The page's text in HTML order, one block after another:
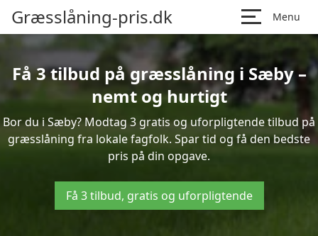
Græsslåning-pris.dk Menu
Få 3 tilbud på græsslåning i Sæby –
nemt og hurtigt
Bor du i Sæby? Modtag 3 gratis og uforpligtende tilbud på
græsslåning fra lokale fagfolk. Spar tid og få den bedste
pris på din opgave.
Få 3 tilbud, gratis og uforpligtende